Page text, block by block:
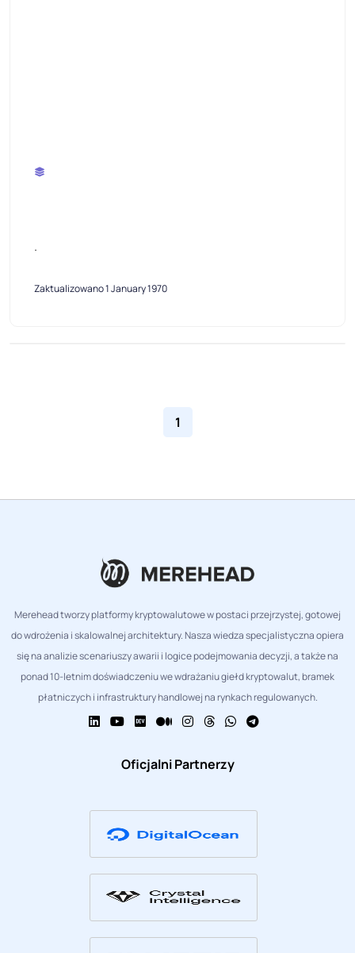
.
Zaktualizowano 1 January 1970
1
Merehead tworzy platformy kryptowalutowe w postaci przejrzystej, gotowej
do wdrożenia i skalowalnej architektury. Nasza wiedza specjalistyczna opiera
się na analizie scenariuszy awarii i logice podejmowania decyzji, a także na
ponad 10-letnim doświadczeniu we wdrażaniu giełd kryptowalut, bramek
płatniczych i infrastruktury handlowej na rynkach regulowanych.
Oficjalni Partnerzy